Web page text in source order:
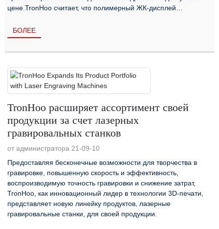
цене.TronHoo считает, что полимерный ЖК-дисплей
БОЛЕЕ
TronHoo расширяет ассортимент своей
продукции за счет лазерных
гравировальных станков
от администратора 21-09-10
Предоставляя бесконечные возможности для творчества в
гравировке, повышенную скорость и эффективность,
воспроизводимую точность гравировки и снижение затрат,
TronHoo, как инновационный лидер в технологии 3D-печати,
представляет новую линейку продуктов, лазерные
гравировальные станки, для своей продукции.